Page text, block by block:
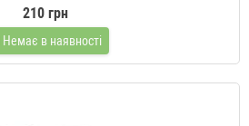
210 грн
Немає в наявності